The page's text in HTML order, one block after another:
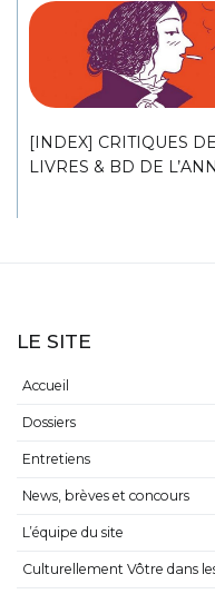
[INDEX] CRITIQUES
LIVRES & BD DE
LE SITE
Accueil
Dossiers
Entretiens
News, brèves et concours
L’équipe du site
Culturellement Vôtre dans